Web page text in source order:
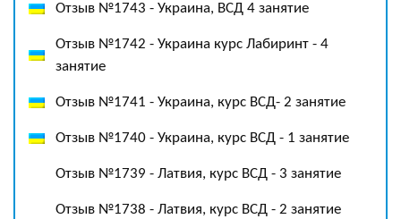
Отзыв №1743 - Украина, ВСД 4 занятие
Отзыв №1742 - Украина курс Лабиринт - 4
занятие
Отзыв №1741 - Украина, курс ВСД- 2 занятие
Отзыв №1740 - Украина, курс ВСД - 1 занятие
Отзыв №1739 - Латвия, курс ВСД - 3 занятие
Отзыв №1738 - Латвия, курс ВСД - 2 занятие